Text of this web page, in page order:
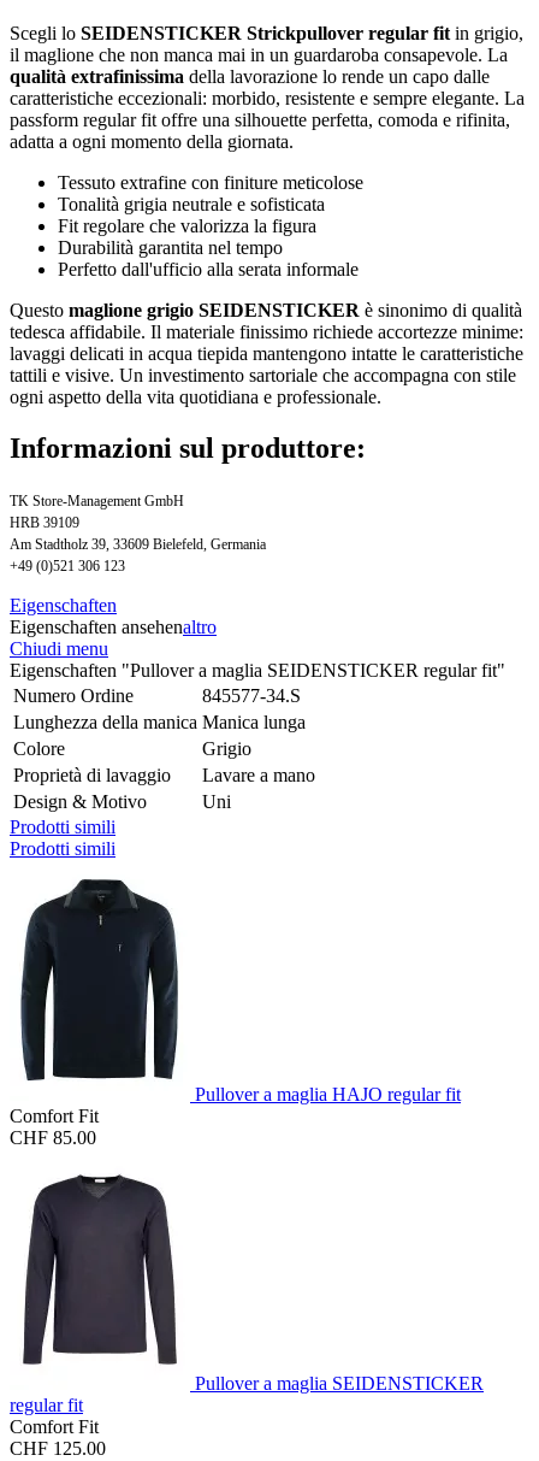
Scegli lo SEIDENSTICKER Strickpullover regular fitin grigio,
il maglione che non manca mai in un guardaroba consapevole. La
qualità extrafinissima della lavorazione lo rende un capo dalle
caratteristiche eccezionali: morbido, resistente e sempre elegante. La
passform regular fit offre una silhouette perfetta, comoda e rifinita,
adatta a ogni momento della giornata.
Tessuto extrafine con finiture meticolose
Tonalità grigia neutrale e sofisticata
Fit regolare che valorizza la figura
Durabilità garantita nel tempo
Perfetto dall'ufficio alla serata informale
Questo maglione grigio SEIDENSTICKER è sinonimo di qualità
tedesca affidabile. Il materiale finissimo richiede accortezze minime:
lavaggi delicati in acqua tiepida mantengono intatte le caratteristiche
tattili e visive. Un investimento sartoriale che accompagna con stile
ogni aspetto della vita quotidiana e professionale.
Informazioni sul produttore:
TK Store-Management GmbH
HRB 39109
Am Stadtholz 39, 33609 Bielefeld, Germania
+49 (0)521 306 123
Eigenschaften
Eigenschaften ansehenaltro
Chiudi menu
Eigenschaften "Pullover a maglia SEIDENSTICKER regular fit"
Numero Ordine
845577-34.S
Lunghezza della manica Manica lunga
Colore
Grigio
Proprietà di lavaggio
Lavare a mano
Design & Motivo
Uni
Prodotti simili
Prodotti simili
Pullover a maglia HAJO regular fit
Comfort Fit
CHF 85.00
Pullover a maglia SEIDENSTICKER
regular fit
Comfort Fit
CHF 125.00